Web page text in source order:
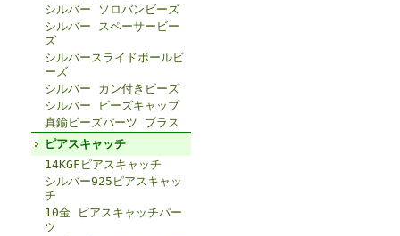
シルバー ソロバンビーズ
シルバー スペーサービー
ズ
シルバースライドボールビ
ーズ
シルバー カン付きビーズ
シルバー ビーズキャップ
真鍮ビーズパーツ ブラス
ピアスキャッチ
14KGFピアスキャッチ
シルバー925ピアスキャッ
チ
10金 ピアスキャッチパー
ツ